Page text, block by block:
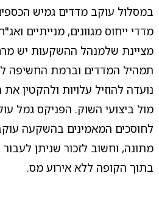
במסלול עוקב מדדים גמיש
מדדי ייחוס מגוונים, מנייתיים
מציינת שלמנהל ההשקעות יש
תמהיל המדדים וברמת החשיפה
נועדה להוזיל עלויות ולהקטין
מול ביצועי השוק. הפניקס גמל
לחוסכים המאמינים בהשקעה
מתונה, וחשוב לזכור שניתן
בתוך הקופה ללא אירוע מס.